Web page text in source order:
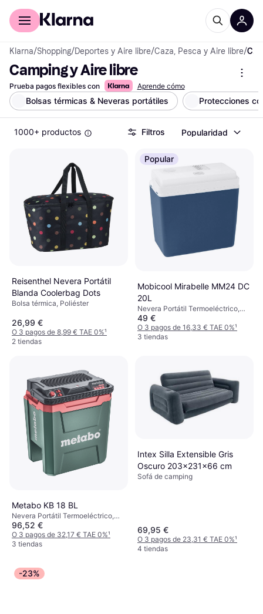
Comprar con Klarna
Klarna/Shopping/Deportes y Aire libre/Caza, Pesca y Aire libre/
Camping y Aire libre
Prueba pagos flexibles con Aprende cómo
Bolsas térmicas & Neveras portátiles Protecciones
1000+ productos Filtros Popularidad
Reisenthel Nevera Portátil
Blanda Coolerbag Dots
Bolsa térmica, Poliéster
26,99 €
O 3 pagos de 8,99 € TAE 0%¹
2 tiendas
Popular
Mobicool Mirabelle MM24 DC
20L
Nevera Portátil Termoeléctrico,
Plástico
49 €
O 3 pagos de 16,33 € TAE 0%¹
3 tiendas
Metabo KB 18 BL
Nevera Portátil Termoeléctrico,
Plástico
96,52 €
O 3 pagos de 32,17 € TAE 0%¹
3 tiendas
Intex Silla Extensible Gris
Oscuro 203x231x66 cm
Sofá de camping
69,95 €
O 3 pagos de 23,31 € TAE 0%¹
4 tiendas
-23%